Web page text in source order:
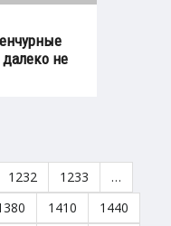
не
1232 1233
…
1410
1440